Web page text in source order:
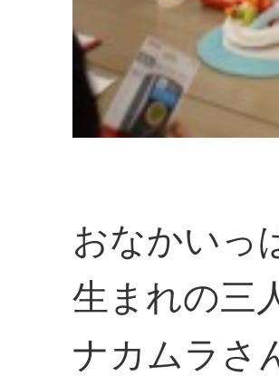
おなかいっ
生まれの三
ナカムラさ